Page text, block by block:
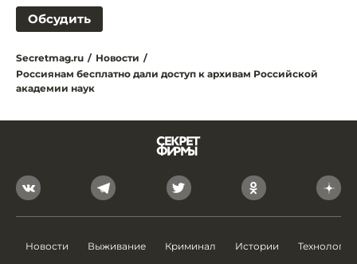
Обсудить
Secretmag.ru / Новости /
Россиянам бесплатно дали доступ к архивам Российской
академии наук
Новости Выживание Криминал Истории Технологии